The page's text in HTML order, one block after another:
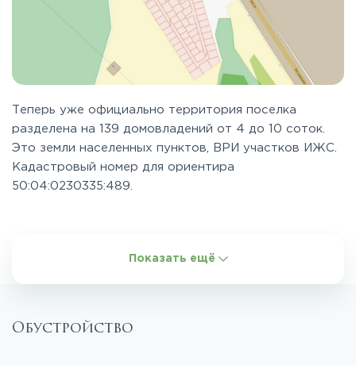
Теперь уже официально территория поселка
разделена на 139 домовладений от 4 до 10 соток.
Это земли населенных пунктов, ВРИ участков ИЖС.
Кадастровый номер для ориентира
50:04:0230335:489.
Показать ещё
Обустройство